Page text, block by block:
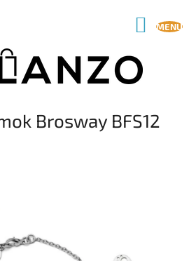
Brosway BFS12